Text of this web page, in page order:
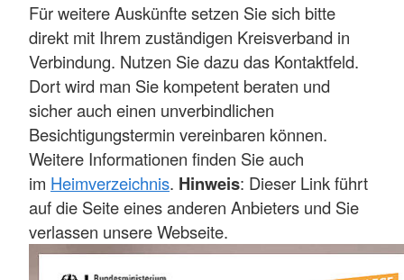
Für weitere Auskünfte setzen Sie sich bitte
direkt mit Ihrem zuständigen Kreisverband in
Verbindung. Nutzen Sie dazu das Kontaktfeld.
Dort wird man Sie kompetent beraten und
sicher auch einen unverbindlichen
Besichtigungstermin vereinbaren können.
Weitere Informationen finden Sie auch
im Heimverzeichnis. Hinweis: Dieser Link führt
auf die Seite eines anderen Anbieters und Sie
verlassen unsere Webseite.